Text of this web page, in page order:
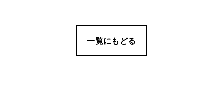
一覧にもどる